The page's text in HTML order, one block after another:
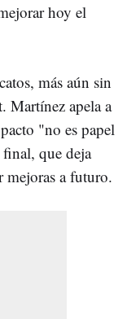
hoy el
más aún sin
Martínez apela a
"no es papel
que deja
mejoras a futuro.